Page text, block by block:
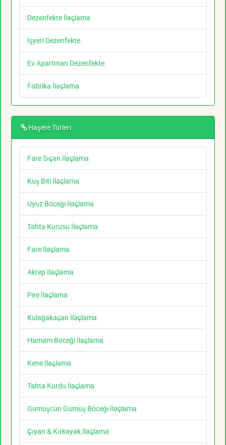
Dezenfekte İlaçlama
İşyeri Dezenfekte
Ev Apartman Dezenfekte
Fabrika İlaçlama
Haşere Türleri
Fare Sıçan İlaçlama
Kuş Biti İlaçlama
Uyuz Böceği İlaçlama
Tahta Kurusu İlaçlama
Fare İlaçlama
Akrep İlaçlama
Pire İlaçlama
Kulağakaçan İlaçlama
Hamam Böceği İlaçlama
Kene İlaçlama
Tahta Kurdu İlaçlama
Gümüşcün Gümüş Böceği İlaçlama
Çıyan & Kırkayak İlaçlama